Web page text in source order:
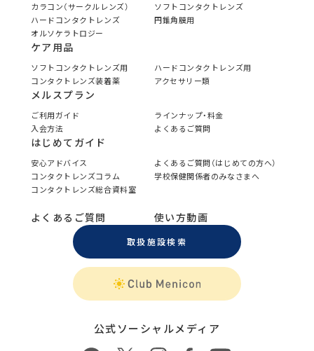
カラコン（サークルレンズ）
ソフトコンタクトレンズ
ハードコンタクトレンズ
円錐角膜用
オルソケラトロジー
ケア用品
ソフトコンタクトレンズ用
ハードコンタクトレンズ用
コンタクトレンズ装着薬
アクセサリー類
メルスプラン
ご利用ガイド
ラインナップ・料金
入会方法
よくあるご質問
はじめてガイド
安心アドバイス
よくあるご質問（はじめての方へ）
コンタクトレンズコラム
学校保健関係者のみなさまへ
コンタクトレンズ総合資料室
よくあるご質問 使い方動画
取扱施設検索
公式ソーシャルメディア